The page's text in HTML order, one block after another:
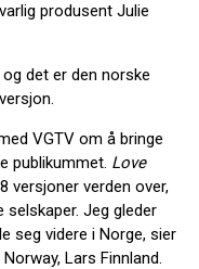
produsent Julie
det er den norske
VGTV om å bringe
publikummet. Love
verden over,
Jeg gleder
seg videre i Norge, sier
Lars Finnland.